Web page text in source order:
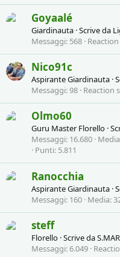
Goyaalé
Giardinauta ·Scrive da
Messaggi 568
Nico91c
Aspirante Giardinauta ·
Messaggi 98 Reaction
Olmo60
Guru Master Florello ·
Messaggi 16.680 Media
Punti 5.811
Ranocchia
Aspirante Giardinauta ·
Messaggi 160 Media
steff
Florello ·Scrive da
Messaggi 6.049